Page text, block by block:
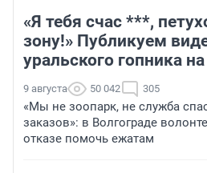
«Я тебя счас ***,
зону!» Публикуем
уральского гопника
9 августа 50 042 305
«Мы не зоопарк, не служба
заказов»: в Волгограде
отказе помочь ежатам